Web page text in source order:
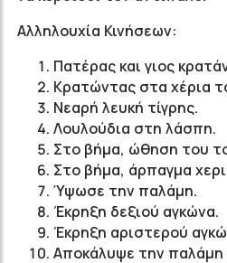
Αλληλουχία Κινήσεων:
Πατέρας και γιος
Κρατώντας στα χέρια
Νεαρή λευκή τίγρης.
Λουλούδια στη λάσπη.
Στο βήμα, ώθηση του
Στο βήμα, άρπαγμα
Ύψωσε την παλάμη.
Έκρηξη δεξιού αγκώνα.
Έκρηξη αριστερού
Αποκάλυψε την παλάμη